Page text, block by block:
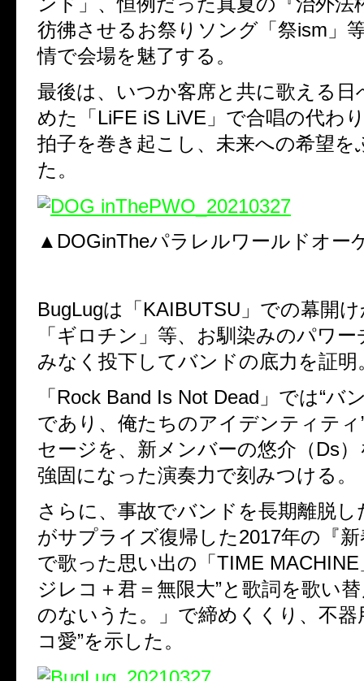
彷彿させるお祭りソング「祭ism 」
情で会場を魅了する。
最後は、いつか客席と共に歌える日
めた「 LiFE iS LiVE 」で合唱の代わ
拍子を巻き起こし、未来への希望を
た。
▲DOGinTheパラレルワールドオー
BugLugは「 KAIBUTSU 」での幕開
「ギロチン」等、お馴染みのパワ
みなく投下してバンドの底力を証明
「 Rock Band Is Not Dead 」では“バ
であり、俺たちのアイデンティテ
セージを、新メンバーの悠介（Ds
強固になった演奏力で刻みつける。
さらに、事故でバンドを長期離脱し
がサプライズ復帰した2017年の『
で歌った思い出の「 TIME MACHINE
ジレコ＋君＝無限大”と歌詞を歌い
のないうた。」で締めくくり、不器
コ愛”を示した。